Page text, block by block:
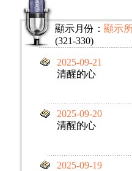
顯示月份： 顯示
(321-330)
2025-09-21
清醒的心
2025-09-20
清醒的心
2025-09-19